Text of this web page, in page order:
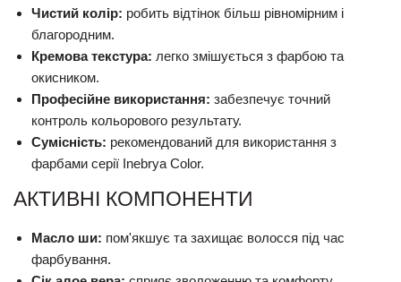
Чистий колір: робить відтінок більш рівномірним і
благородним.
Кремова текстура: легко змішується з фарбою та
окисником.
Професійне використання: забезпечує точний
контроль кольорового результату.
Сумісність: рекомендований для використання з
фарбами серії Inebrya Color.
АКТИВНІ КОМПОНЕНТИ
Масло ши: пом'якшує та захищає волосся під час
фарбування.